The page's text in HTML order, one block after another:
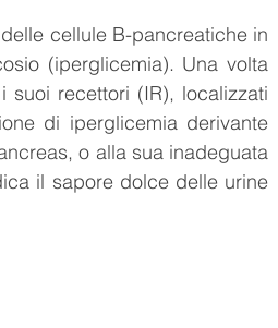
cellule B-pancreatiche in
(iperglicemia). Una volta
suoi recettori (IR), localizzati
di iperglicemia derivante
o alla sua inadeguata
il sapore dolce delle urine